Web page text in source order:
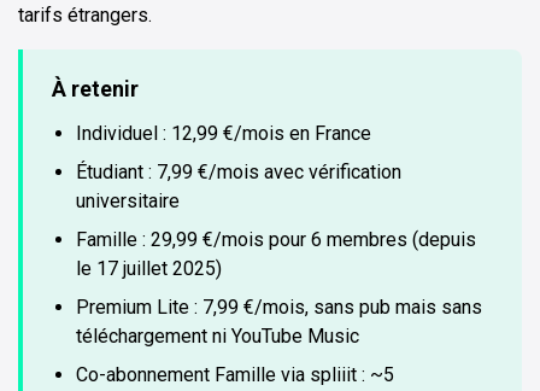
tarifs étrangers.
À retenir
Individuel : 12,99 €/mois en France
Étudiant : 7,99 €/mois avec vérification
universitaire
Famille : 29,99 €/mois pour 6 membres (depuis
le 17 juillet 2025)
Premium Lite : 7,99 €/mois, sans pub mais sans
téléchargement ni YouTube Music
Co-abonnement Famille via spliiit : ~5